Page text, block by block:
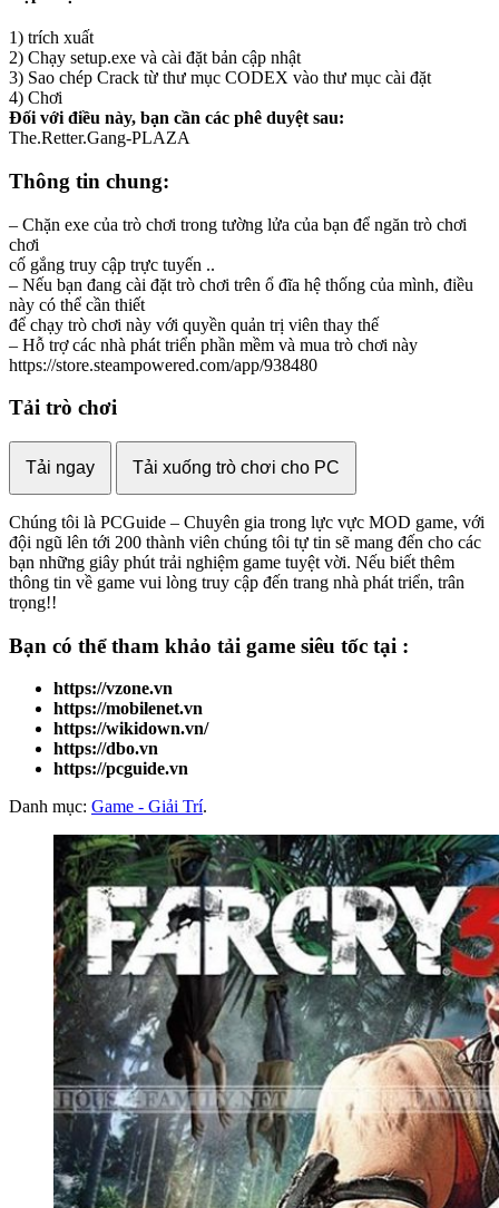
1) trích xuất
2) Chạy setup.exe và cài đặt bản cập nhật
3) Sao chép Crack từ thư mục CODEX vào thư mục cài đặt
4) Chơi
Đối với điều này, bạn cần các phê duyệt sau:
The.Retter.Gang-PLAZA
Thông tin chung:
– Chặn exe của trò chơi trong tường lửa của bạn để ngăn trò chơi
chơi
cố gắng truy cập trực tuyến ..
– Nếu bạn đang cài đặt trò chơi trên ổ đĩa hệ thống của mình, điều
này có thể cần thiết
để chạy trò chơi này với quyền quản trị viên thay thế
– Hỗ trợ các nhà phát triển phần mềm và mua trò chơi này
https://store.steampowered.com/app/938480
Tải trò chơi
Tải ngay Tải xuống trò chơi cho PC
Chúng tôi là PCGuide – Chuyên gia trong lực vực MOD game, với
đội ngũ lên tới 200 thành viên chúng tôi tự tin sẽ mang đến cho các
bạn những giây phút trải nghiệm game tuyệt vời. Nếu biết thêm
thông tin về game vui lòng truy cập đến trang nhà phát triển, trân
trọng!!
Bạn có thể tham khảo tải game siêu tốc tại :
https://vzone.vn
https://mobilenet.vn
https://wikidown.vn/
https://dbo.vn
https://pcguide.vn
Danh mục: Game - Giải Trí.